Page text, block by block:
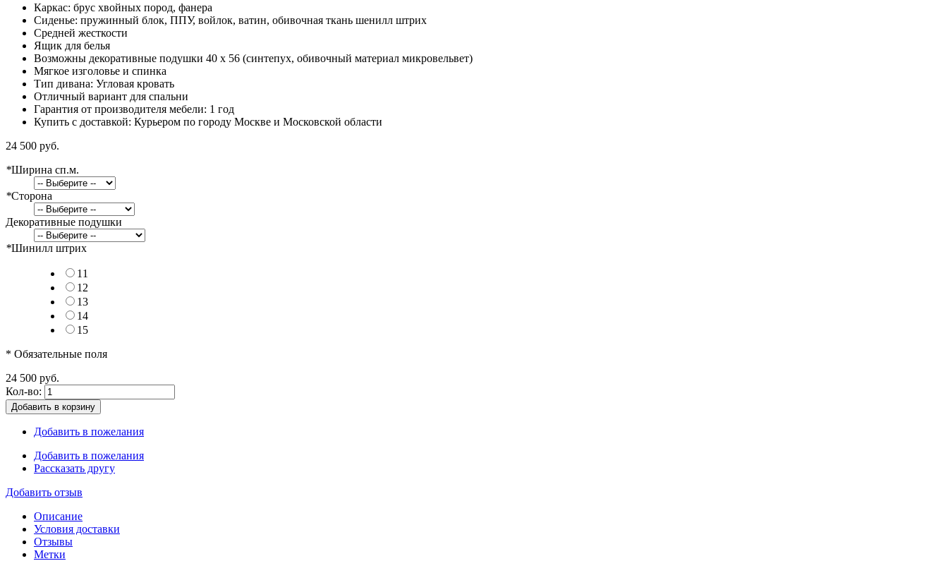
Каркас: брус хвойных пород, фанера
Сиденье: пружинный блок, ППУ, войлок, ватин, обивочная ткань шенилл штрих
Средней жесткости
Ящик для белья
Возможны декоративные подушки 40 x 56 (синтепух, обивочный материал микровельвет)
Мягкое изголовье и спинка
Тип дивана: Угловая кровать
Отличный вариант для спальни
Гарантия от производителя мебели: 1 год
Купить с доставкой: Курьером по городу Москве и Московской области
24 500 руб.
*Ширина сп.м.
*Сторона
Декоративные подушки
*Шинилл штрих
11
12
13
14
15
* Обязательные поля
24 500 руб.
Кол-во:
Добавить в корзину
Добавить в пожелания
Добавить в пожелания
Рассказать другу
Добавить отзыв
Описание
Условия доставки
Отзывы
Метки